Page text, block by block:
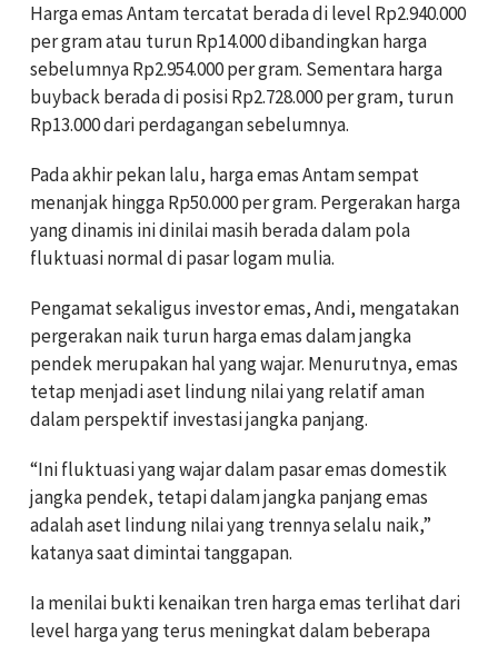
Harga emas Antam tercatat berada di level Rp2.940.000
per gram atau turun Rp14.000 dibandingkan harga
sebelumnya Rp2.954.000 per gram. Sementara harga
buyback berada di posisi Rp2.728.000 per gram, turun
Rp13.000 dari perdagangan sebelumnya.
Pada akhir pekan lalu, harga emas Antam sempat
menanjak hingga Rp50.000 per gram. Pergerakan harga
yang dinamis ini dinilai masih berada dalam pola
fluktuasi normal di pasar logam mulia.
Pengamat sekaligus investor emas, Andi, mengatakan
pergerakan naik turun harga emas dalam jangka
pendek merupakan hal yang wajar. Menurutnya, emas
tetap menjadi aset lindung nilai yang relatif aman
dalam perspektif investasi jangka panjang.
“Ini fluktuasi yang wajar dalam pasar emas domestik
jangka pendek, tetapi dalam jangka panjang emas
adalah aset lindung nilai yang trennya selalu naik,”
katanya saat dimintai tanggapan.
Ia menilai bukti kenaikan tren harga emas terlihat dari
level harga yang terus meningkat dalam beberapa